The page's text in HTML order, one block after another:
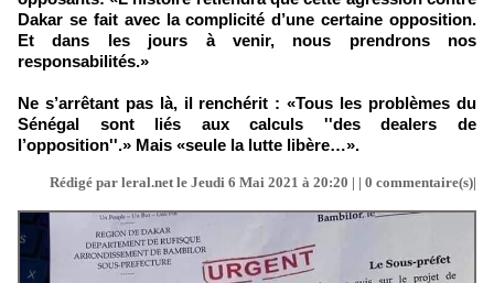
Dakar se fait avec la complicité d’une certaine opposition.
Et dans les jours à venir, nous prendrons nos
responsabilités.»
Ne s’arrêtant pas là, il renchérit : «Tous les problèmes du
Sénégal sont liés aux calculs ''des dealers de
l’opposition''.» Mais «seule la lutte libère…».
Rédigé par leral.net le Jeudi 6 Mai 2021 à 20:20 | | 0 commentaire(s)|